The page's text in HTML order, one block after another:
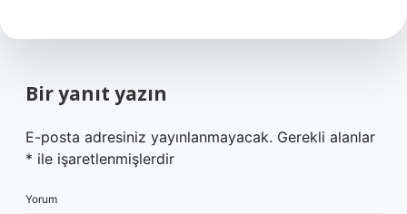
Bir yanıt yazın
E-posta adresiniz yayınlanmayacak. Gerekli alanlar
* ile işaretlenmişlerdir
Yorum